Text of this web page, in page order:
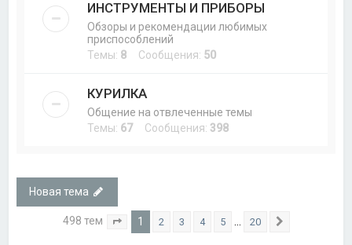
ИНСТРУМЕНТЫ И ПРИБОРЫ
Обзоры и рекомендации любимых
приспособлений
Темы: 8 Сообщения: 50
КУРИЛКА
Общение на отвлеченные темы
Темы: 67Сообщения: 398
Новая тема
498 тем Страница из 20
1 2 3 4 5 20